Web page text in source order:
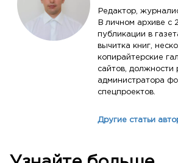
Редактор,
В личном архиве с
публикации в
вычитка книг,
копирайтерские
сайтов, должности
администратора
спецпроектов.
Другие статьи